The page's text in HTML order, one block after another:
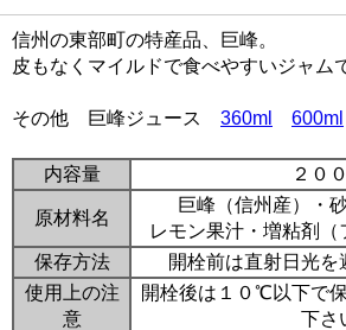
信州の東部町の特産品、巨峰。
皮もなくマイルドで食べやすいジャム
その他 巨峰ジュース 360ml 600ml
内容量 ２０
原材料名
巨峰（信州産）・
レモン果汁・増粘剤（
保存方法
開栓前は直射日光を
使用上の注
意
開栓後は１０℃以下で
下さ